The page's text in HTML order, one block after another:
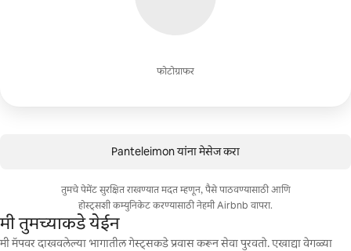
फोटोग्राफर
Panteleimon यांना मेसेज करा
तुमचे पेमेंट सुरक्षित राखण्यात मदत म्हणून, पैसे पाठवण्यासाठी आणि
होस्ट्सशी कम्युनिकेट करण्यासाठी नेहमी Airbnb वापरा.
मी तुमच्याकडे येईन
मी मॅपवर दाखवलेल्या भागातील गेस्ट्सकडे प्रवास करून सेवा पुरवतो. एखाद्या वेगळ्या